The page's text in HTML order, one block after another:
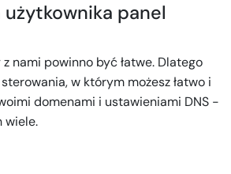
użytkownika panel
nami powinno być łatwe. Dlatego
w którym możesz łatwo i
domenami i ustawieniami DNS -
wiele.